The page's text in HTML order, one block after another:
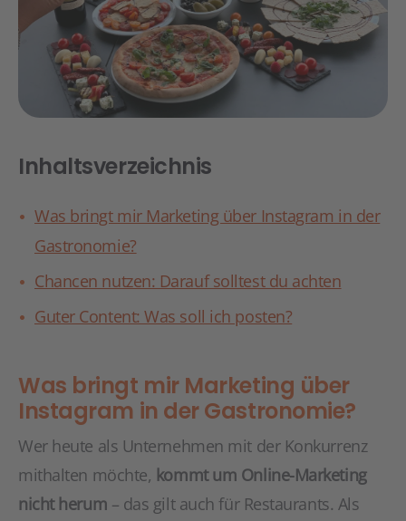
Inhaltsverzeichnis
Was bringt mir Marketing über Instagram in der
Gastronomie?
Chancen nutzen: Darauf solltest du achten
Guter Content: Was soll ich posten?
Was bringt mir Marketing über
Instagram in der Gastronomie?
Wer heute als Unternehmen mit der Konkurrenz
mithalten möchte, kommt um Online-Marketing
nicht herum – das gilt auch für Restaurants. Als